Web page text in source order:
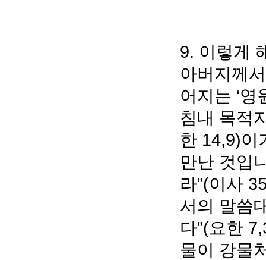
9. 이렇게
아버지께
어지는 ‘
침내 목적
한 14,9)이
만난 것입
라”(이사
서의 말씀
다”(요한
물이 강물